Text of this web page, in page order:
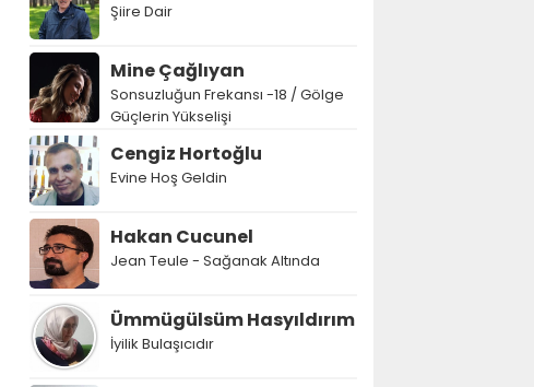
Şiire Dair
Mine Çağlıyan
Sonsuzluğun Frekansı -18 / Gölge
Güçlerin Yükselişi
Cengiz Hortoğlu
Evine Hoş Geldin
Hakan Cucunel
Jean Teule - Sağanak Altında
Ümmügülsüm Hasyıldırım
İyilik Bulaşıcıdır